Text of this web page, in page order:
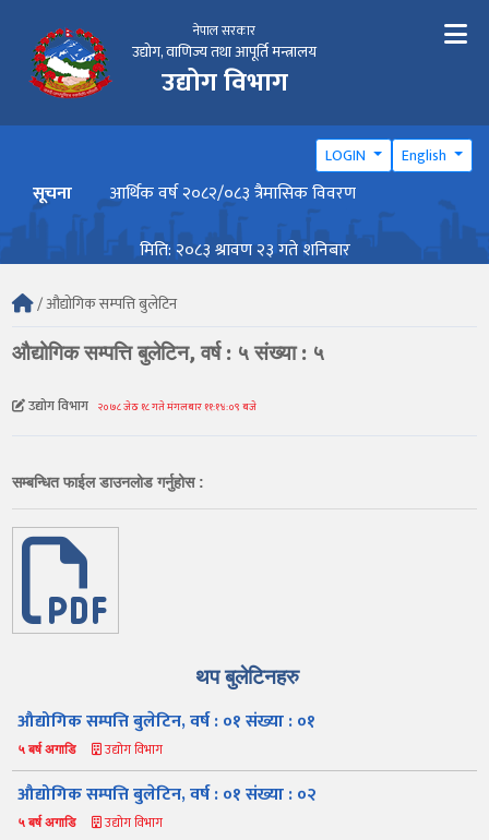
नेपाल सरकार
उद्योग, वाणिज्य तथा आपूर्ति मन्त्रालय
उद्योग विभाग
LOGIN English
सूचना आर्थिक वर्ष २०८२/०८३ त्रैमासिक विवरण
मिति: २०८३ श्रावण २३ गते शनिबार
/ औद्योगिक सम्पत्ति बुलेटिन
औद्योगिक सम्पत्ति बुलेटिन, वर्ष : ५ संख्या : ५
उद्योग विभाग २०७८ जेठ १८ गते मंगलबार ११:१४:०९ बजे
सम्बन्धित फाईल डाउनलोड गर्नुहोस :
थप बुलेटिनहरु
औद्योगिक सम्पत्ति बुलेटिन, वर्ष : ०१ संख्या : ०१
५ बर्ष अगाडि उद्योग विभाग
औद्योगिक सम्पत्ति बुलेटिन, वर्ष : ०१ संख्या : ०२
५ बर्ष अगाडि उद्योग विभाग